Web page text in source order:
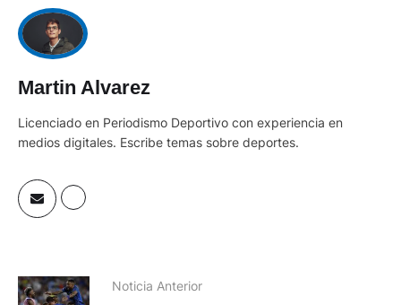
Martin Alvarez
Licenciado en Periodismo Deportivo con experiencia en
medios digitales. Escribe temas sobre deportes.
Noticia Anterior